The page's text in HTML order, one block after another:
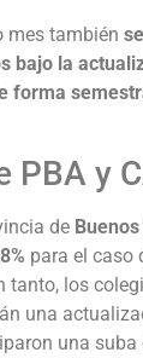
mes también
bajo la
forma
PBA y
de
para el caso
tanto, los
una
una suba